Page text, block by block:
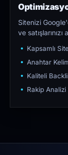
Sitenizi
ve satışlarınızı
Kapsamlı
Anahtar
Kaliteli
Rakip